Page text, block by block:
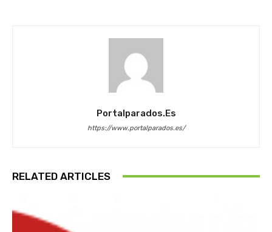
Portalparados.es
https://www.portalparados.es/
RELATED ARTICLES